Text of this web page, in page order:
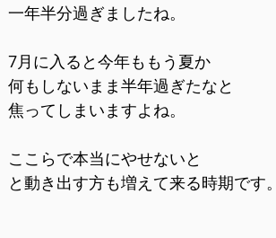
一年半分過ぎましたね。
7月に入ると今年ももう夏か
何もしないまま半年過ぎたなと
焦ってしまいますよね。
ここらで本当にやせないと
と動き出す方も増えて来る時期です。